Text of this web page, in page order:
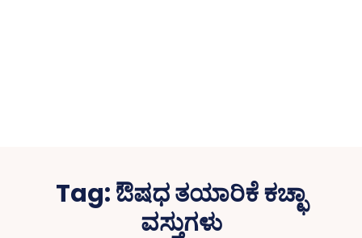
Tag:ಔಷಧ ತಯಾರಿಕೆ ಕಚ್ಛಾ
ವಸ್ತುಗಳು